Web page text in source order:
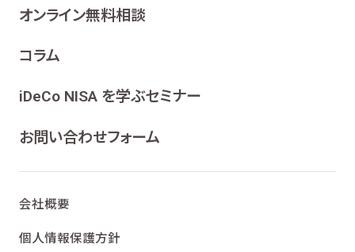
当社は、お客様の同意を得た場合及び法令等により例
必要な範囲内でお客様の個人情報を取り扱います。
ンケート、各種情報提供を行うため
グ及びこれらに付帯・関連する商品・サービスの
当社が取り扱う生命保険、損害保険及びこれら
金融商品仲介業における有価証券・金融商品の
オンライン無料相談
コラム
iDeCo NISA を学ぶセミナー
お問い合わせフォーム
会社概要
個人情報保護方針